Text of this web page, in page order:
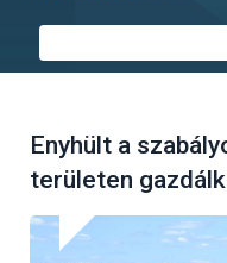
Enyhült a
területen